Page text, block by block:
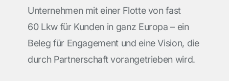
Unternehmen mit einer Flotte von fast
60 Lkw für Kunden in ganz Europa – ein
Beleg für Engagement und eine Vision, die
durch Partnerschaft vorangetrieben wird.